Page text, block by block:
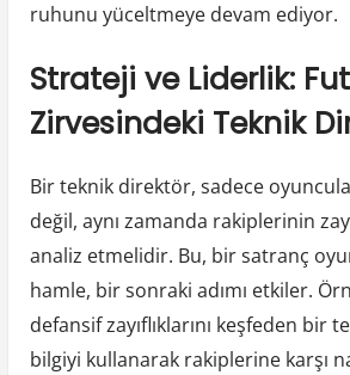
ruhunu yüceltmeye devam ediyor.
Strateji ve Liderlik:
Zirvesindeki Teknik
Bir teknik direktör, sadece
değil, aynı zamanda rakiplerinin
analiz etmelidir. Bu, bir satranç
hamle, bir sonraki adımı etkiler.
defansif zayıflıklarını keşfeden bir
bilgiyi kullanarak rakiplerine karşı